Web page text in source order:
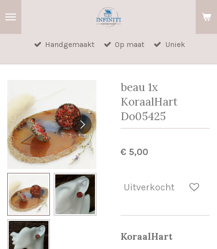
hoofdinhoud
Handgemaakt Op maat Uniek
beau 1x
KoraalHart
Do05425
€ 5,00
Uitverkocht
KoraalHart